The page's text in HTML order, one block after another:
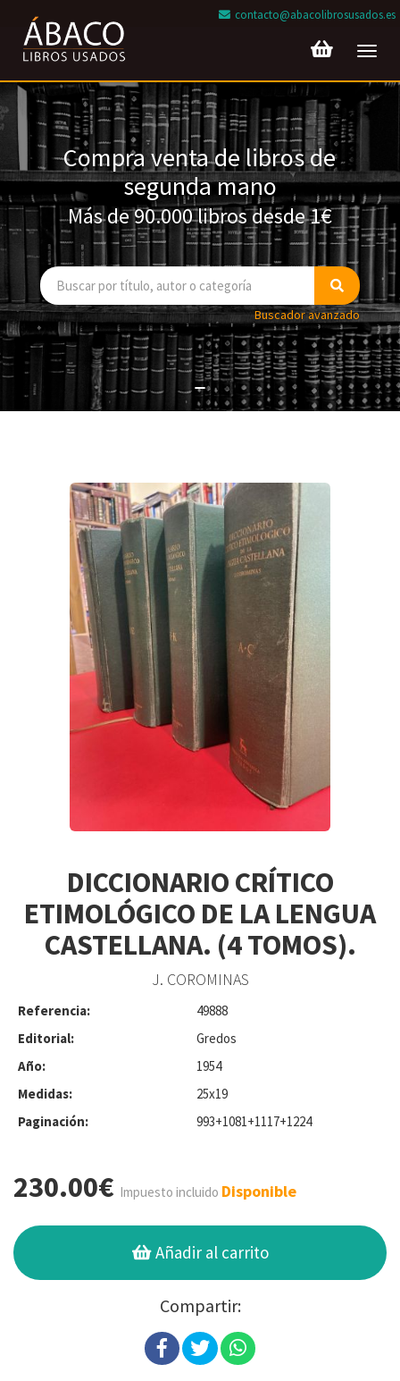
contacto@abacolibrosusados.es
Compra venta de libros de
segunda mano
Más de 90.000 libros desde 1€
Buscador avanzado
DICCIONARIO CRÍTICO
ETIMOLÓGICO DE LA LENGUA
CASTELLANA. (4 TOMOS).
J. COROMINAS
Referencia:
49888
Editorial:
Gredos
Año:
1954
Medidas:
25x19
Paginación:
993+1081+1117+1224
230.00€ Impuesto incluido Disponible
Añadir al carrito
Compartir: